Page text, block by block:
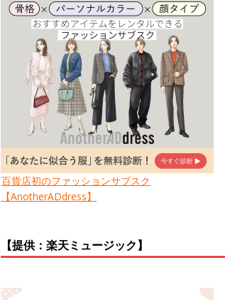
百貨店初のファッションサブスク
【AnotherADdress】
【提供：楽天ミュージック】